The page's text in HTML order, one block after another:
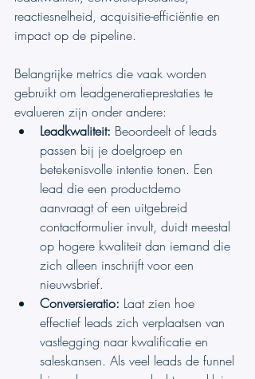
reactiesnelheid, acquisitie-efficiëntie en
impact op de pipeline.
Belangrijke metrics die vaak worden
gebruikt om leadgeneratieprestaties te
evalueren zijn onder andere:
Leadkwaliteit: Beoordeelt of leads
passen bij je doelgroep en
betekenisvolle intentie tonen. Een
lead die een productdemo
aanvraagt of een uitgebreid
contactformulier invult, duidt meestal
op hogere kwaliteit dan iemand die
zich alleen inschrijft voor een
nieuwsbrief.
Conversieratio: Laat zien hoe
effectief leads zich verplaatsen van
vastlegging naar kwalificatie en
saleskansen. Als veel leads de funnel